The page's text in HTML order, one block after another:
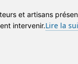
et artisans
intervenir.Lire la